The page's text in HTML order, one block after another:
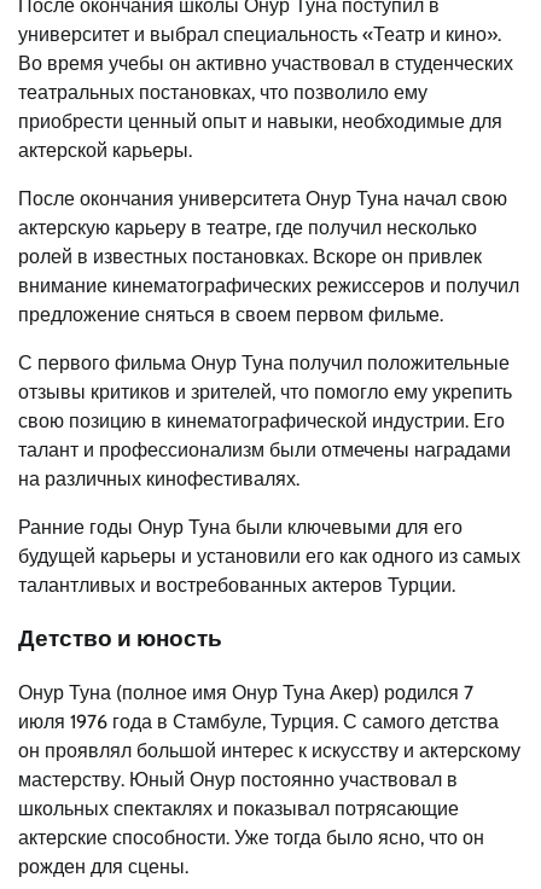
После окончания школы Онур Туна поступил в
университет и выбрал специальность «Театр и кино».
Во время учебы он активно участвовал в студенческих
театральных постановках, что позволило ему
приобрести ценный опыт и навыки, необходимые для
актерской карьеры.
После окончания университета Онур Туна начал свою
актерскую карьеру в театре, где получил несколько
ролей в известных постановках. Вскоре он привлек
внимание кинематографических режиссеров и получил
предложение сняться в своем первом фильме.
С первого фильма Онур Туна получил положительные
отзывы критиков и зрителей, что помогло ему укрепить
свою позицию в кинематографической индустрии. Его
талант и профессионализм были отмечены наградами
на различных кинофестивалях.
Ранние годы Онур Туна были ключевыми для его
будущей карьеры и установили его как одного из самых
талантливых и востребованных актеров Турции.
Детство и юность
Онур Туна (полное имя Онур Туна Акер) родился 7
июля 1976 года в Стамбуле, Турция. С самого детства
он проявлял большой интерес к искусству и актерскому
мастерству. Юный Онур постоянно участвовал в
школьных спектаклях и показывал потрясающие
актерские способности. Уже тогда было ясно, что он
рожден для сцены.